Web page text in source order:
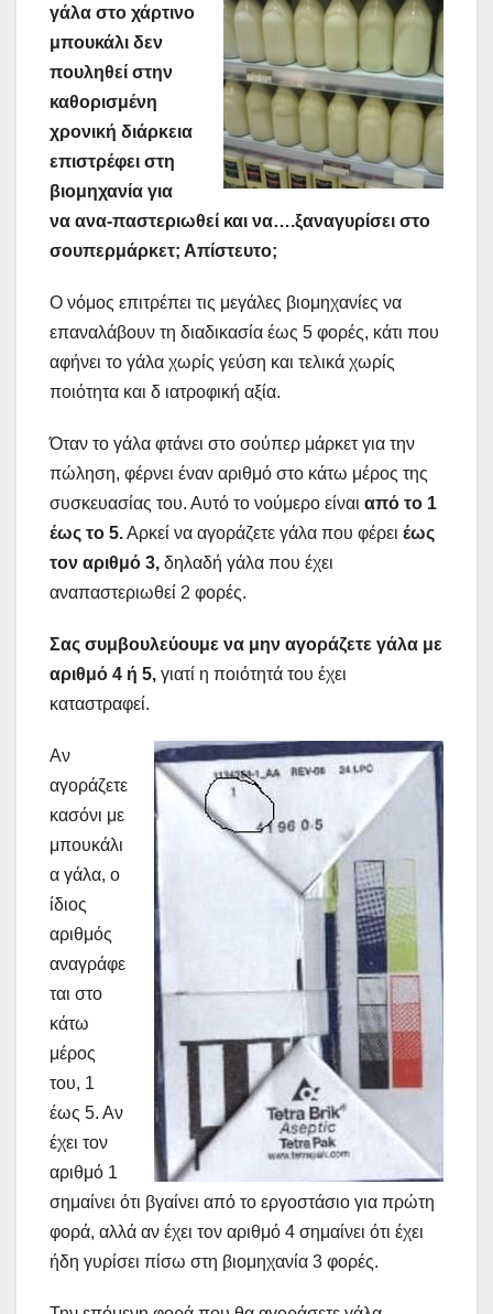
γάλα στο χάρτινο
μπουκάλι δεν
πουληθεί στην
καθορισμένη
χρονική διάρκεια
επιστρέφει στη
βιομηχανία για
να ανα-παστεριωθεί και να….ξαναγυρίσει στο
σουπερμάρκετ; Απίστευτο;
Ο νόμος επιτρέπει τις μεγάλες βιομηχανίες να
επαναλάβουν τη διαδικασία έως 5 φορές, κάτι που
αφήνει το γάλα χωρίς γεύση και τελικά χωρίς
ποιότητα και δ ιατροφική αξία.
Όταν το γάλα φτάνει στο σούπερ μάρκετ για την
πώληση, φέρνει έναν αριθμό στο κάτω μέρος της
συσκευασίας του. Αυτό το νούμερο είναι από το 1
έως το 5.Αρκεί να αγοράζετε γάλα που φέρει έως
τον αριθμό 3, δηλαδή γάλα που έχει
αναπαστεριωθεί 2 φορές.
Σας συμβουλεύουμε να μην αγοράζετε γάλα με
αριθμό 4 ή 5, γιατί η ποιότητά του έχει
καταστραφεί.
Αν
αγοράζετε
κασόνι με
μπουκάλι
α γάλα, ο
ίδιος
αριθμός
αναγράφε
ται στο
κάτω
μέρος
του, 1
έως 5. Αν
έχει τον
αριθμό 1
σημαίνει ότι βγαίνει από το εργοστάσιο για πρώτη
φορά, αλλά αν έχει τον αριθμό 4 σημαίνει ότι έχει
ήδη γυρίσει πίσω στη βιομηχανία 3 φορές.